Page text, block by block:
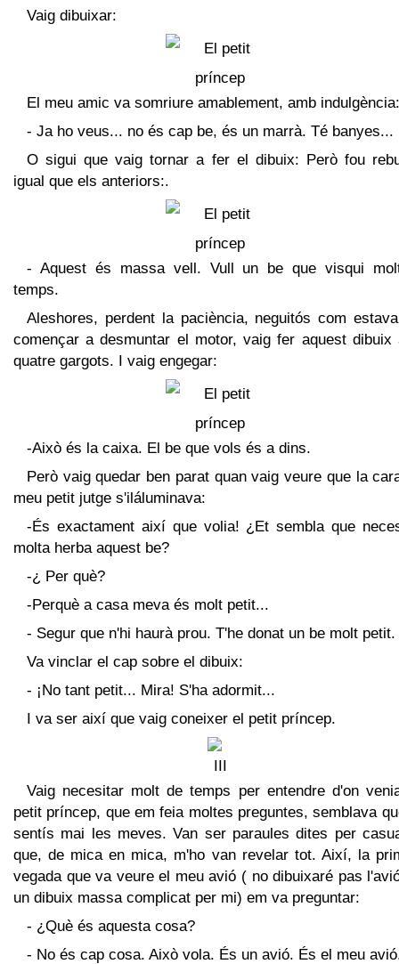
Vaig dibuixar:
El meu amic va somriure amablement, amb
- Ja ho veus... no és cap be, és un marrà. Té banyes...
O sigui que vaig tornar a fer el dibuix: Però fou
igual que els anteriors:.
- Aquest és massa vell. Vull un be que visqui
temps.
Aleshores, perdent la paciència, neguitós com
començar a desmuntar el motor, vaig fer aquest dibuix
quatre gargots. I vaig engegar:
-Això és la caixa. El be que vols és a dins.
Però vaig quedar ben parat quan vaig veure que la
meu petit jutge s'iláluminava:
-És exactament així que volia! ¿Et sembla que
molta herba aquest be?
-¿ Per què?
-Perquè a casa meva és molt petit...
- Segur que n'hi haurà prou. T'he donat un be molt petit.
Va vinclar el cap sobre el dibuix:
- ¡No tant petit... Mira! S'ha adormit...
I va ser així que vaig coneixer el petit príncep.
Vaig necesitar molt de temps per entendre d'on
petit príncep, que em feia moltes preguntes, semblava
sentís mai les meves. Van ser paraules dites per
que, de mica en mica, m'ho van revelar tot. Així, la
vegada que va veure el meu avió ( no dibuixaré pas
un dibuix massa complicat per mi) em va preguntar:
- ¿Què és aquesta cosa?
- No és cap cosa. Això vola. És un avió. És el meu